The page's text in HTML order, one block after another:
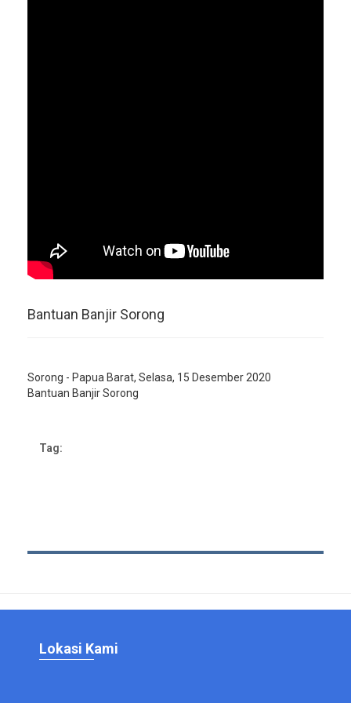
Bantuan Banjir Sorong
Sorong - Papua Barat, Selasa, 15 Desember 2020
Bantuan Banjir Sorong
Tag:
Lokasi Kami